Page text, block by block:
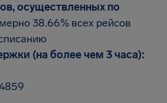
осуществленных по
38.66% всех рейсов
(на более чем 3 часа):